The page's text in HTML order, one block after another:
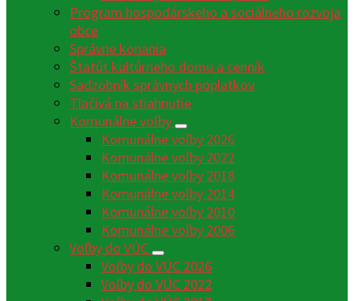
Program hospodárskeho a sociálneho rozvoja
obce
Správne konania
Štatút kultúrneho domu a cenník
Sadzobník správnych poplatkov
Tlačivá na stiahnutie
Komunálne voľby
Komunálne voľby 2026
Komunálne voľby 2022
Komunálne voľby 2018
Komunálne voľby 2014
Komunálne voľby 2010
Komunálne voľby 2006
Voľby do VÚC
Voľby do VÚC 2026
Voľby do VÚC 2022